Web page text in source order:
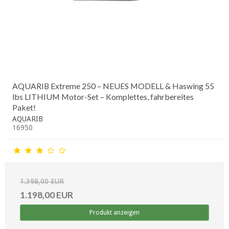
AQUARIB Extreme 250 – NEUES MODELL & Haswing 55
lbs LITHIUM Motor-Set – Komplettes, fahrbereites
Paket!
AQUARIB
16950
1.398,00 EUR
1.198,00 EUR
Produkt anzeigen